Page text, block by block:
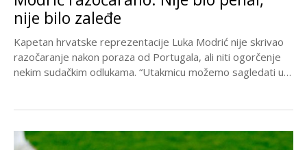
nije bilo zaleđe
Kapetan hrvatske reprezentacije Luka Modrić nije skrivao
razočaranje nakon poraza od Portugala, ali niti ogorčenje
nekim sudačkim odlukama. “Utakmicu možemo sagledati u